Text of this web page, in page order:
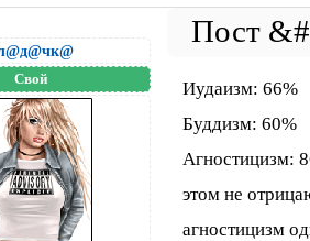
Свой
Иудаизм: 66%
Буддизм: 60%
Агностицизм:
этом не
агностицизм